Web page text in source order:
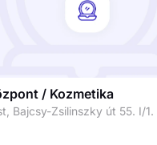
/ Kozmetika
Bajcsy-Zsilinszky út 55. I/1.